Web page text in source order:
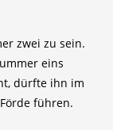
zwei zu sein.
eins
dürfte ihn im
führen.